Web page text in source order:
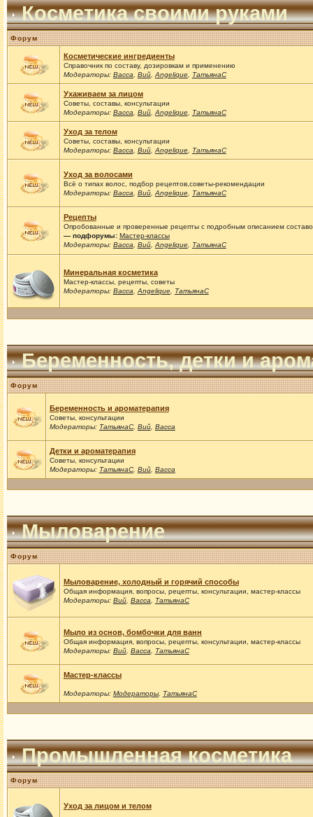
Косметика своими руками
Форум
Косметические ингредиенты
Справочник по составу, дозировкам и применению
Модераторы: Васса Вий, Angelique, ТатьянаС
Ухаживаем за лицом
Советы, составы, консультации
Модераторы: Васса Вий, Angelique, ТатьянаС
Уход за телом
Советы, составы, консультации
Модераторы: Васса Вий, Angelique, ТатьянаС
Уход за волосами
Всё о типах волос, подбор рецептов,советы-рекомендации
Модераторы: Васса Вий, Angelique, ТатьянаС
Рецепты
Опробованные и проверенные рецепты с подробным описанием
— подфорумы: Мастер-классы
Модераторы: Васса Вий, Angelique, ТатьянаС
Минеральная косметика
Мастер-классы, рецепты, советы
Модераторы: Васса Angelique, ТатьянаС
Беременность, детки и
Форум
Беременность и ароматерапия
Советы, консультации
Модераторы: ТатьянаС, Вий, Васса
Детки и ароматерапия
Советы, консультации
Модераторы: ТатьянаС, Вий, Васса
Мыловарение
Форум
Мыловарение, холодный и горячий способы
Общая информация, вопросы, рецепты, консультации, мастер-классы
Модераторы: Вий, Васса ТатьянаС
Мыло из основ, бомбочки для ванн
Общая информация, вопросы, рецепты, консультации, мастер-классы
Модераторы: Вий, Васса ТатьянаС
Мастер-классы
Модераторы: Модераторы, ТатьянаС
Промышленная косметика
Форум
Уход за лицом и телом